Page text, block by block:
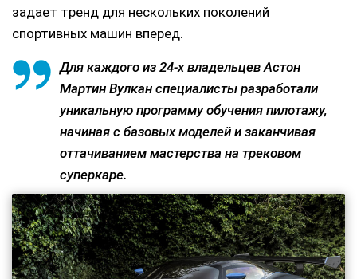
задает тренд для нескольких поколений
спортивных машин вперед.
Для каждого из 24-х владельцев Астон
Мартин Вулкан специалисты разработали
уникальную программу обучения пилотажу,
начиная с базовых моделей и заканчивая
оттачиванием мастерства на трековом
суперкаре.